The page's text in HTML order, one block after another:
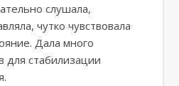
слушала,
чутко чувствовала
Дала много
для стабилизации